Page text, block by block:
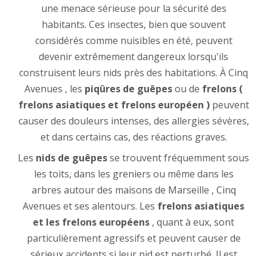
une menace sérieuse pour la sécurité des
habitants. Ces insectes, bien que souvent
considérés comme nuisibles en été, peuvent
devenir extrêmement dangereux lorsqu'ils
construisent leurs nids près des habitations. À Cinq
Avenues , les piqûres de guêpesou de frelons (
frelons asiatiques et frelons européen )peuvent
causer des douleurs intenses, des allergies sévères,
et dans certains cas, des réactions graves.
Les nids de guêpesse trouvent fréquemment sous
les toits, dans les greniers ou même dans les
arbres autour des maisons de Marseille , Cinq
Avenues et ses alentours. Les frelons asiatiques
et les frelons européens , quant à eux, sont
particulièrement agressifs et peuvent causer de